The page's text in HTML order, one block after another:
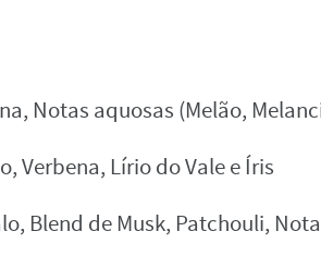
Notas aquosas (Melão,
Verbena, Lírio do Vale e Íris
Blend de Musk, Patchouli,